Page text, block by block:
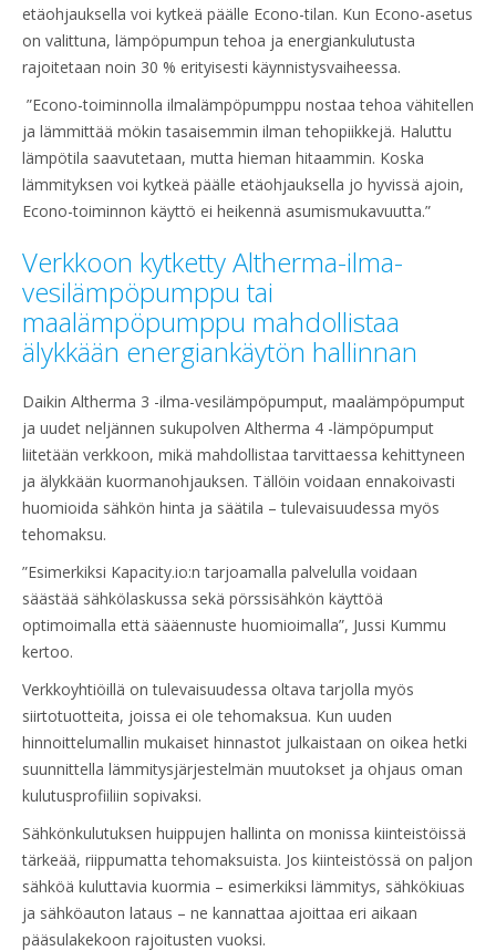
etäohjauksella voi kytkeä päälle Econo-tilan. Kun Econo-asetus
on valittuna, lämpöpumpun tehoa ja energiankulutusta
rajoitetaan noin 30 % erityisesti käynnistysvaiheessa.
”Econo-toiminnolla ilmalämpöpumppu nostaa tehoa vähitellen
ja lämmittää mökin tasaisemmin ilman tehopiikkejä. Haluttu
lämpötila saavutetaan, mutta hieman hitaammin. Koska
lämmityksen voi kytkeä päälle etäohjauksella jo hyvissä ajoin,
Econo-toiminnon käyttö ei heikennä asumismukavuutta.”
Verkkoon kytketty Altherma-ilma-
vesilämpöpumppu tai
maalämpöpumppu mahdollistaa
älykkään energiankäytön hallinnan
Daikin Altherma 3 -ilma-vesilämpöpumput, maalämpöpumput
ja uudet neljännen sukupolven Altherma 4 -lämpöpumput
liitetään verkkoon, mikä mahdollistaa tarvittaessa kehittyneen
ja älykkään kuormanohjauksen. Tällöin voidaan ennakoivasti
huomioida sähkön hinta ja säätila – tulevaisuudessa myös
tehomaksu.
”Esimerkiksi Kapacity.io:n tarjoamalla palvelulla voidaan
säästää sähkölaskussa sekä pörssisähkön käyttöä
optimoimalla että sääennuste huomioimalla”, Jussi Kummu
kertoo.
Verkkoyhtiöillä on tulevaisuudessa oltava tarjolla myös
siirtotuotteita, joissa ei ole tehomaksua. Kun uuden
hinnoittelumallin mukaiset hinnastot julkaistaan on oikea hetki
suunnittella lämmitysjärjestelmän muutokset ja ohjaus oman
kulutusprofiiliin sopivaksi.
Sähkönkulutuksen huippujen hallinta on monissa kiinteistöissä
tärkeää, riippumatta tehomaksuista. Jos kiinteistössä on paljon
sähköä kuluttavia kuormia – esimerkiksi lämmitys, sähkökiuas
ja sähköauton lataus – ne kannattaa ajoittaa eri aikaan
pääsulakekoon rajoitusten vuoksi.